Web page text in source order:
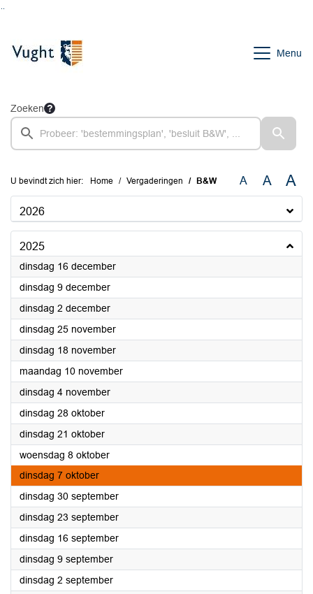
Menu
Zoeken
U bevindt zich hier: Home Vergaderingen B&W A A A
2026
2025
dinsdag 16 december2025
dinsdag 9 december2025
dinsdag 2 december2025
dinsdag 25 november2025
dinsdag 18 november2025
maandag 10 november2025
dinsdag 4 november2025
dinsdag 28 oktober2025
dinsdag 21 oktober2025
woensdag 8 oktober2025
dinsdag 7 oktober2025
dinsdag 30 september2025
dinsdag 23 september2025
dinsdag 16 september2025
dinsdag 9 september2025
dinsdag 2 september2025